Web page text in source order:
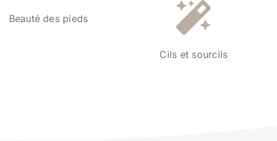
Beauté des pieds
Cils et sourcils